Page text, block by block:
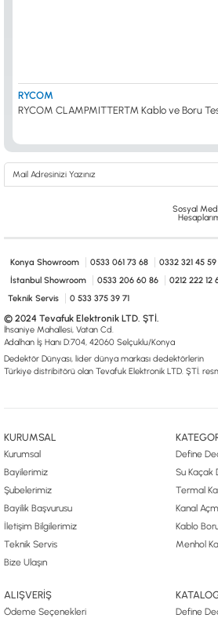
RYCOM
RYCOM CLAMPMITTER™ Kablo ve Boru
Sosyal
Konya Showroom 0533 061 73 68
0332 321 45 59
İstanbul Showroom
0533 206 60 86
0212 222 12
Teknik Servis
0 533 375 39 71
© 2024 Tevafuk Elektronik LTD. ŞTİ.
İhsaniye Mahallesi, Vatan Cd.
Adalhan İş Hanı D:704, 42060 Selçuklu/Konya
Dedektör Dünyası, lider dünya markası dedektörlerin
Türkiye distribitörü olan Tevafuk Elektronik LTD. ŞTİ.
KURUMSAL
Kurumsal
Bayilerimiz
Şubelerimiz
Bayilik Başvurusu
İletişim Bilgilerimiz
Teknik Servis
Bize Ulaşın
Define
Su Kaçak
Termal
Kanal
Kablo
Menhol
ALIŞVERİŞ
Ödeme Seçenekleri Define